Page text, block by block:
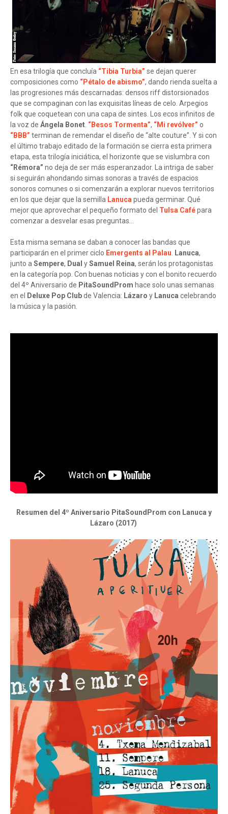
En esa trilogía que concluía “Tibia Turbia” se dejan querer
composiciones como “Pétalo de abismo”, dando rienda suelta a
las progresiones más descarnadas: densos riff distorsionados
que se compaginan con las exquisitas líneas de celo. Arpegios
folk que coquetean con una capa de sintes. Los ecos infinitos de
la voz de Ángela Bonet. “Besos Tormenta”, “Mi revólver” o
“BBB” terminan de remendar el diseño de “alte couture”. Y si con
el último trabajo editado de la formación se cierra esta primera
etapa, esta trilogía iniciática, el horizonte que se vislumbra con
“Rémora” no deja de ser más esperanzador. La intriga de saber
si seguirán ahondando simas sonoras a través de espacios
sonoros comunes o si comenzarán a explorar nuevos territorios
en los que dejar que la semilla Lanucapueda germinar. Qué
mejor que aprovechar el pequeño formato del Tulsa Cafépara
comenzar a desvelar esas preguntas…
Esta misma semana se daban a conocer las bandas que
participarán en el primer ciclo Emergents al Palau. Lanuca,
junto aSempere, Dual ySamuel Reina, serán los protagonistas
en la categoría pop. Con buenas noticias y con el bonito recuerdo
del 4º Aniversario de PitaSoundProm hace solo unas semanas
en el
Deluxe Pop Clubde Valencia: Lázaro y Lanuca celebrando
la música y la pasión.
Resumen del 4º Aniversario PitaSoundProm con Lanuca y
Lázaro (2017)